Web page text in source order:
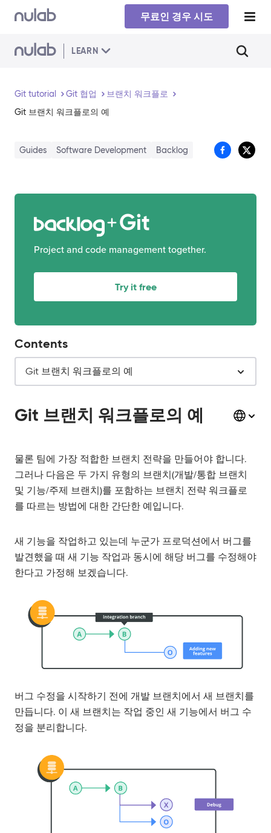
Skip to main content
무료인 경우 시도
LEARN
Git tutorial Git 협업
브랜치 워크플로
Git 브랜치 워크플로의 예
Guides Software Development Backlog
Git
Project and code management together.
Try it free
Git 브랜치 워크플로의 예
물론 팀에 가장 적합한 브랜치 전략을 만들어야 합니다.
그러나 다음은 두 가지 유형의 브랜치(개발/통합 브랜치
및 기능/주제 브랜치)를 포함하는 브랜치 전략 워크플로
를 따르는 방법에 대한 간단한 예입니다.
새 기능을 작업하고 있는데 누군가 프로덕션에서 버그를
발견했을 때 새 기능 작업과 동시에 해당 버그를 수정해야
한다고 가정해 보겠습니다.
버그 수정을 시작하기 전에 개발 브랜치에서 새 브랜치를
만듭니다. 이 새 브랜치는 작업 중인 새 기능에서 버그 수
정을 분리합니다.
Contents
Git 브랜치 워크플로의 예